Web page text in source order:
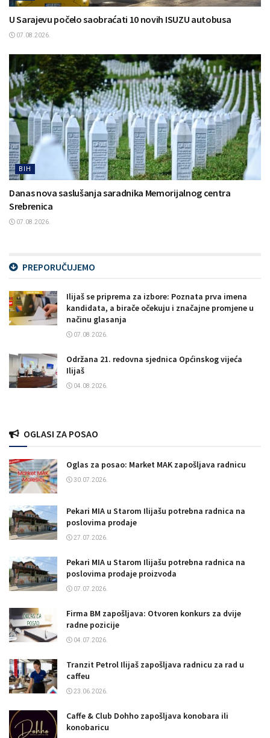
U Sarajevu počelo saobraćati 10 novih ISUZU autobusa
07.08.2026.
BIH
Danas nova saslušanja saradnika Memorijalnog centra
Srebrenica
07.08.2026.
PREPORUČUJEMO
Ilijaš se priprema za izbore: Poznata prva imena
kandidata, a birače očekuju i značajne promjene u
načinu glasanja
07.08.2026.
Održana 21. redovna sjednica Općinskog vijeća
Ilijaš
04.08.2026.
OGLASI ZA POSAO
Oglas za posao: Market MAK zapošljava radnicu
30.07.2026.
Pekari MIA u Starom Ilijašu potrebna radnica na
poslovima prodaje
27.07.2026.
Pekari MIA u Starom Ilijašu potrebna radnica na
poslovima prodaje proizvoda
07.07.2026.
Firma BM zapošljava: Otvoren konkurs za dvije
radne pozicije
04.07.2026.
Tranzit Petrol Ilijaš zapošljava radnicu za rad u
caffeu
23.06.2026.
Caffe & Club Dohho zapošljava konobara ili
konobaricu